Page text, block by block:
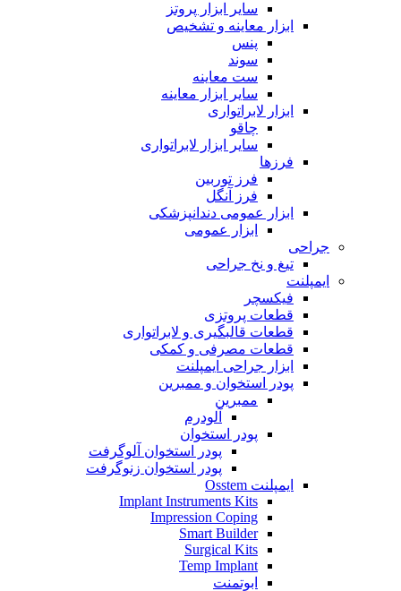
سایر ابزار پروتز
ابزار معاینه و تشخیص
پنس
سوند
ست معاینه
سایر ابزار معاینه
ابزار لابراتواری
چاقو
سایر ابزار لابراتواری
فرزها
فرز توربین
فرز آنگل
ابزار عمومی دندانپزشکی
ابزار عمومی
جراحی
تیغ و نخ جراحی
ایمپلنت
فیکسچر
قطعات پروتزی
قطعات قالبگیری و لابراتواری
قطعات مصرفی و کمکی
ابزار جراحی ایمپلنت
پودر استخوان و ممبرین
ممبرین
آلودرم
پودر استخوان
پودر استخوان آلوگرفت
پودر استخوان زنوگرفت
ایمپلنت Osstem
Implant Instruments Kits
Impression Coping
Smart Builder
Surgical Kits
Temp Implant
ابوتمنت